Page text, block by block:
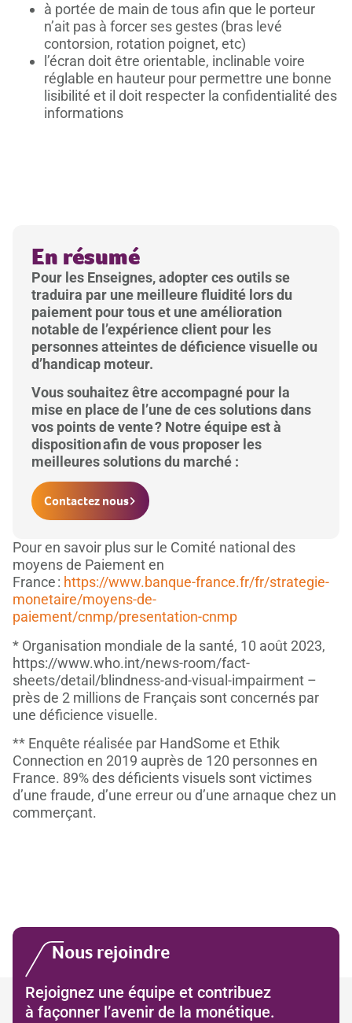
à portée de main de tous afin que le porteur
n’ait pas à forcer ses gestes (bras levé
contorsion, rotation poignet, etc)
l’écran doit être orientable, inclinable voire
réglable en hauteur pour permettre une bonne
lisibilité et il doit respecter la confidentialité des
informations
En résumé
Pour les Enseignes, adopter ces outils se
traduira par une meilleure fluidité lors du
paiement pour tous et une amélioration
notable de l’expérience client pour les
personnes atteintes de déficience visuelle ou
d’handicap moteur.
Vous souhaitez être accompagné pour la
mise en place de l’une de ces solutions dans
vos points de vente ? Notre équipe est à
disposition afin de vous proposer les
meilleures solutions du marché :
Contactez nous
Pour en savoir plus sur le Comité national des
moyens de Paiement en
France : https://www.banque-france.fr/fr/strategie-
monetaire/moyens-de-
paiement/cnmp/presentation-cnmp
* Organisation mondiale de la santé, 10 août 2023,
https://www.who.int/news-room/fact-
sheets/detail/blindness-and-visual-impairment –
près de 2 millions de Français sont concernés par
une déficience visuelle.
** Enquête réalisée par HandSome et Ethik
Connection en 2019 auprès de 120 personnes en
France. 89% des déficients visuels sont victimes
d’une fraude, d’une erreur ou d’une arnaque chez un
commerçant.
Nous rejoindre
Rejoignez une équipe et contribuez
à façonner l’avenir de la monétique.